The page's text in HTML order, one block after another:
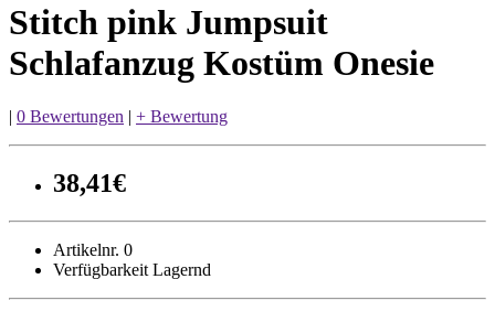
Stitch pink Jumpsuit
Schlafanzug Kostüm Onesie
| 0 Bewertungen | + Bewertung
38,41€
Artikelnr. 0
Verfügbarkeit Lagernd